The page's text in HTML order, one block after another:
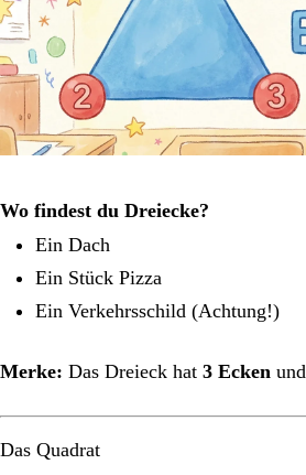
Wo findest du Dreiecke?
Ein Dach
Ein Stück Pizza
Ein Verkehrsschild (Achtung!)
Merke: Das Dreieck hat 3 Ecken und
Das Quadrat